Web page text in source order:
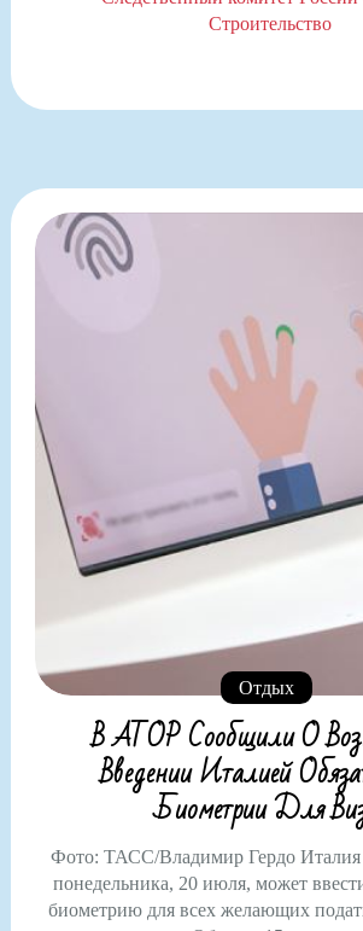
Строительство
Отдых
В АТОР Сообщили О
Введении Италией
Биометрии Для
Фото: ТАСС/Владимир Гердо Италия
понедельника, 20 июля, может
биометрию для всех желающих